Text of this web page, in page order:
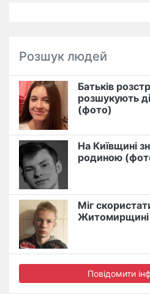
Розшук людей
Батьків
розшукують
(фото)
На Київщині
родиною
Міг
Житомирщині
Повідомити